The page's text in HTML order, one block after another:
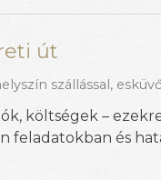
út
szállással ,
költségek –
feladatokban és